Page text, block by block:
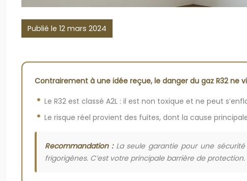
Publié le 12 mars 2024
Contrairement à une idée reçue, le danger du gaz R32
Le R32 est classé A2L : il est non toxique et ne peut
Le risque réel provient des fuites, dont la cause
Recommandation :La seule garantie pour une
frigorigènes. C’est votre principale barrière de protection.